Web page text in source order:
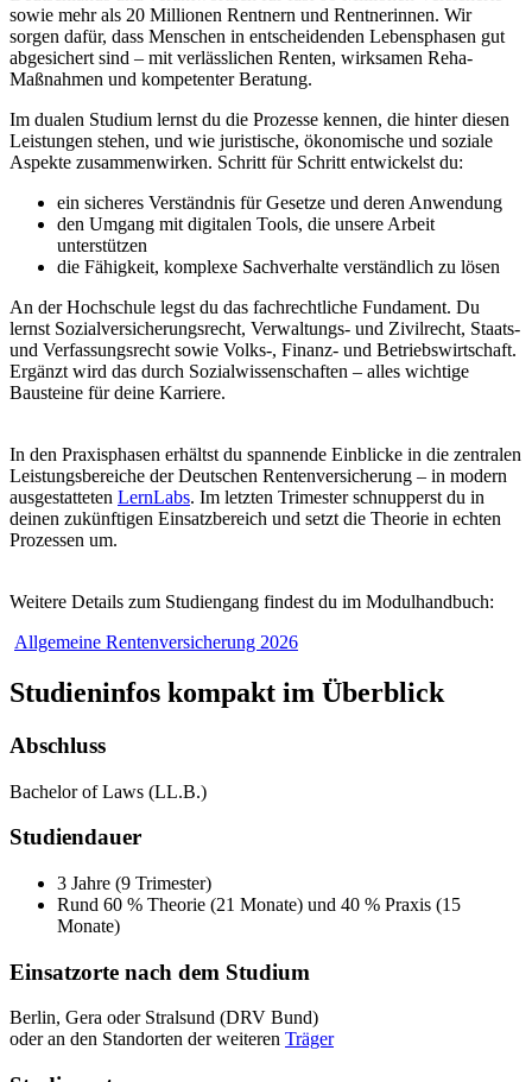
sowie mehr als 20 Millionen Rentnern und Rentnerinnen. Wir
sorgen dafür, dass Menschen in entscheidenden Lebensphasen gut
abgesichert sind – mit verlässlichen Renten, wirksamen Reha-
Maßnahmen und kompetenter Beratung.
Im dualen Studium lernst du die Prozesse kennen, die hinter diesen
Leistungen stehen, und wie juristische, ökonomische und soziale
Aspekte zusammenwirken. Schritt für Schritt entwickelst du:
ein sicheres Verständnis für Gesetze und deren Anwendung
den Umgang mit digitalen Tools, die unsere Arbeit
unterstützen
die Fähigkeit, komplexe Sachverhalte verständlich zu lösen
An der Hochschule legst du das fachrechtliche Fundament. Du
lernst Sozialversicherungsrecht, Verwaltungs- und Zivilrecht, Staats-
und Verfassungsrecht sowie Volks-, Finanz- und Betriebswirtschaft.
Ergänzt wird das durch Sozialwissenschaften – alles wichtige
Bausteine für deine Karriere.
In den Praxisphasen erhältst du spannende Einblicke in die zentralen
Leistungsbereiche der Deutschen Rentenversicherung – in modern
ausgestatteten LernLabs. Im letzten Trimester schnupperst du in
deinen zukünftigen Einsatzbereich und setzt die Theorie in echten
Prozessen um.
Weitere Details zum Studiengang findest du im Modulhandbuch:
Allgemeine Rentenversicherung 2026
Studieninfos kompakt im Überblick
Abschluss
Bachelor of Laws (LL.B.)
Studiendauer
3 Jahre (9 Trimester)
Rund 60 % Theorie (21 Monate) und 40 % Praxis (15
Monate)
Einsatzorte nach dem Studium
Berlin, Gera oder Stralsund (DRV Bund)
oder an den Standorten der weiteren Träger